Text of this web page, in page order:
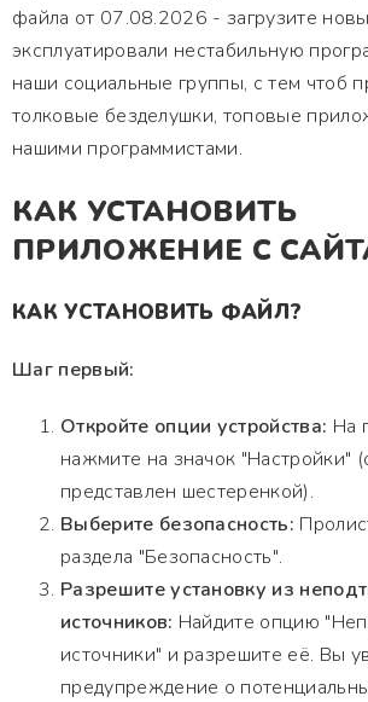
файла от 07.08.2026 - загрузите
эксплуатировали нестабильную
наши социальные группы, с тем чтоб
толковые безделушки, топовые
нашими программистами.
КАК УСТАНОВИТЬ
ПРИЛОЖЕНИЕ С
КАК УСТАНОВИТЬ ФАЙЛ?
Шаг первый:
Откройте опции устройства: На
нажмите на значок "Настройки"
представлен шестеренкой).
Выберите безопасность:
раздела "Безопасность".
Разрешите установку из
источников: Найдите опцию
источники" и разрешите её. Вы
предупреждение о